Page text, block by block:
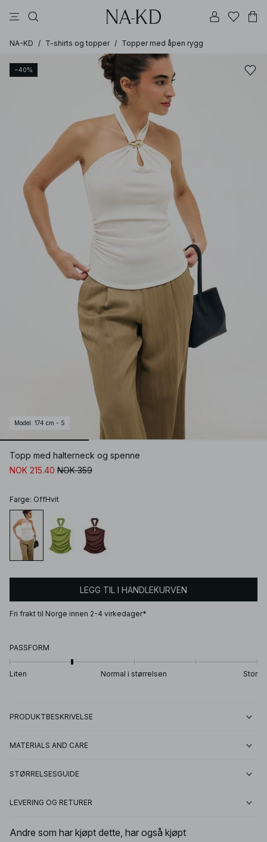
NA-KD / T-shirts og topper / Topper med åpen rygg
−40%
Model : 174 cm - S
Topp med halterneck og spenne
NOK 215.40 NOK 359
Farge: OffHvit
LEGG TIL I HANDLEKURVEN
Fri frakt til Norge innen 2-4 virkedager*
PASSFORM
Liten Normal i størrelsen Stor
PRODUKTBESKRIVELSE
MATERIALS AND CARE
STØRRELSESGUIDE
LEVERING OG RETURER
Andre som har kjøpt dette, har også kjøpt